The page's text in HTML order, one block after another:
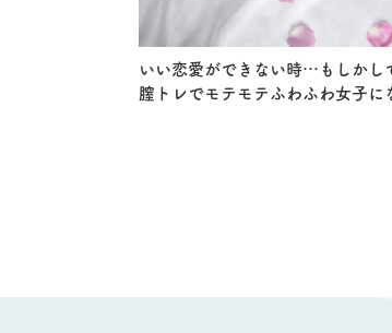
いい恋愛ができない時…もしかし
膣トレでモテモテふわふわ女子に